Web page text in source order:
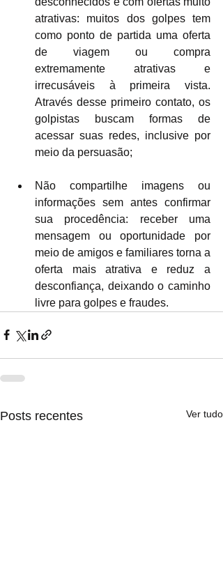
atrativas: muitos dos golpes tem
como ponto de partida uma oferta
de viagem ou compra
extremamente atrativas e
irrecusáveis à primeira vista.
Através desse primeiro contato, os
golpistas buscam formas de
acessar suas redes, inclusive por
meio da persuasão;
Não compartilhe imagens ou
informações sem antes confirmar
sua procedência: receber uma
mensagem ou oportunidade por
meio de amigos e familiares torna a
oferta mais atrativa e reduz a
desconfiança, deixando o caminho
livre para golpes e fraudes.
Posts recentes Ver tudo